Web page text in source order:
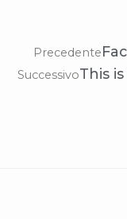
Precedente
SuccessivoThis